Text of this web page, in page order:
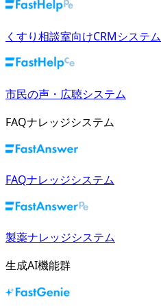
くすり相談室向けCRMシステム
市民の声・広聴システム
FAQナレッジシステム
FAQナレッジシステム
製薬ナレッジシステム
生成AI機能群